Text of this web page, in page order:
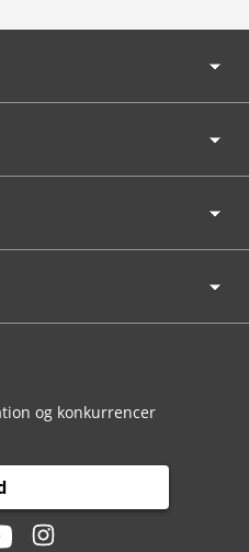
og konkurrencer